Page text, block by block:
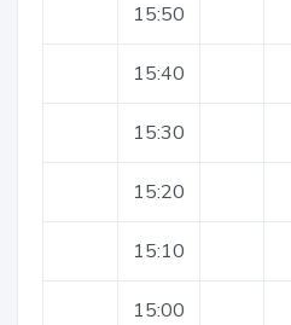
15:50
15:40
15:30
15:20
15:10
15:00